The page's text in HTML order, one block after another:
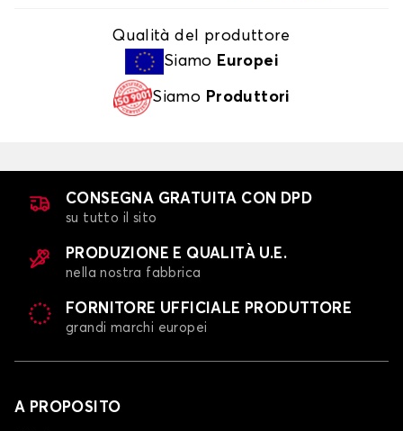
Qualità del produttore
Siamo Europei
Siamo Produttori
CONSEGNA GRATUITA CON DPD
su tutto il sito
PRODUZIONE E QUALITÀ U.E.
nella nostra fabbrica
FORNITORE UFFICIALE PRODUTTORE
grandi marchi europei
A PROPOSITO